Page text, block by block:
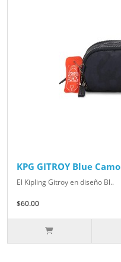
KPG GITROY Blue Camo
El Kipling Gitroy en diseño Bl..
$60.00